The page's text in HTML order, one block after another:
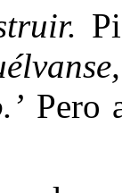
Pero